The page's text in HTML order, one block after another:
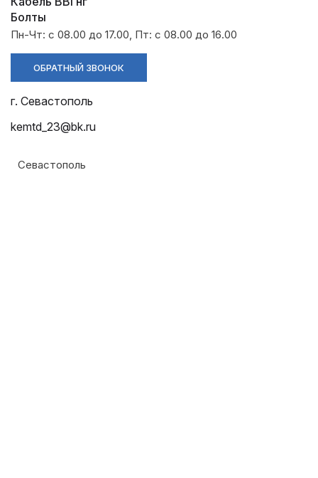
Болты
+7 (918) 003-93-73
Пн-Чт: с 08.00 до 17.00, Пт: с 08.00 до 16.00
ОБРАТНЫЙ ЗВОНОК
г. Севастополь
kemtd_23@bk.ru
Севастополь
Оставьте заявку на бесплатную
Наши инженеры подберут оптимальное решение по